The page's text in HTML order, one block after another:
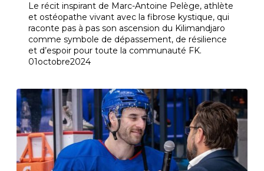
Le récit inspirant de Marc-Antoine Pelège, athlète
et ostéopathe vivant avec la fibrose kystique, qui
raconte pas à pas son ascension du Kilimandjaro
comme symbole de dépassement, de résilience
et d’espoir pour toute la communauté FK.
01octobre2024
la
FK
*
M'inscrire